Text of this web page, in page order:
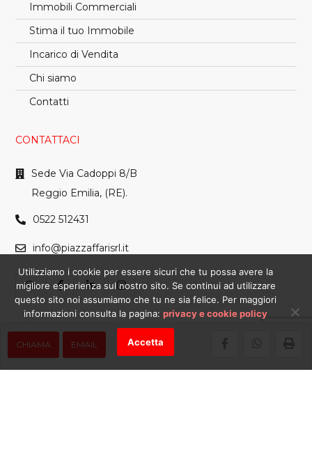
CHIAMA EMAIL
Immobili Commerciali
Stima il tuo Immobile
Incarico di Vendita
Chi siamo
Contatti
CONTATTACI
Sede Via Cadoppi 8/B
Reggio Emilia, (RE).
0522 512431
info@piazzaffarisrl.it
Utilizziamo i cookie per essere sicuri che tu possa avere la
migliore esperienza sul nostro sito. Se continui ad utilizzare
questo sito noi assumiamo che tu ne sia felice. Per maggiori
informazioni consulta la pagina: privacy e cookie policy
Accetta